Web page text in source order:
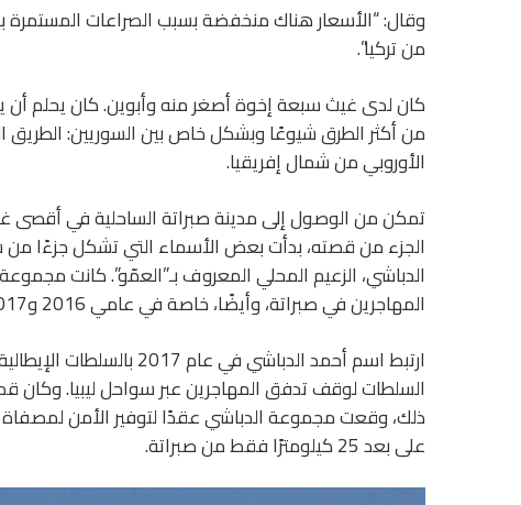
وقال: “الأسعار هناك منخفضة بسبب الصراعات المستمرة
من تركيا”.
كان لدى غيث سبعة إخوة أصغر منه وأبوين. كان يحلم
من أكثر الطرق شيوعًا وبشكل خاص بين السوريين: الطريق
الأوروبي من شمال إفريقيا.
تمكن من الوصول إلى مدينة صبراتة الساحلية في أقصى
الجزء من قصته، بدأت بعض الأسماء التي تشكل جزءًا من
الدباشي، الزعيم المحلي المعروف بـ”العمّو”. كانت
المهاجرين في صبراتة، وأيضًا، خاصة في عامي 2016 و2017، واحدة من أكبر موانئ الانطلاق نحو إيطاليا وبقية أوروبا.
ارتبط اسم أحمد الدباشي في عام 2017 بالسلطات الإيطالية، حيث أفادت
السلطات لوقف تدفق المهاجرين عبر سواحل ليبيا.
ذلك، وقعت مجموعة الدباشي عقدًا لتوفير الأمن لمصفاة
على بعد 25 كيلومترًا فقط من صبراتة.